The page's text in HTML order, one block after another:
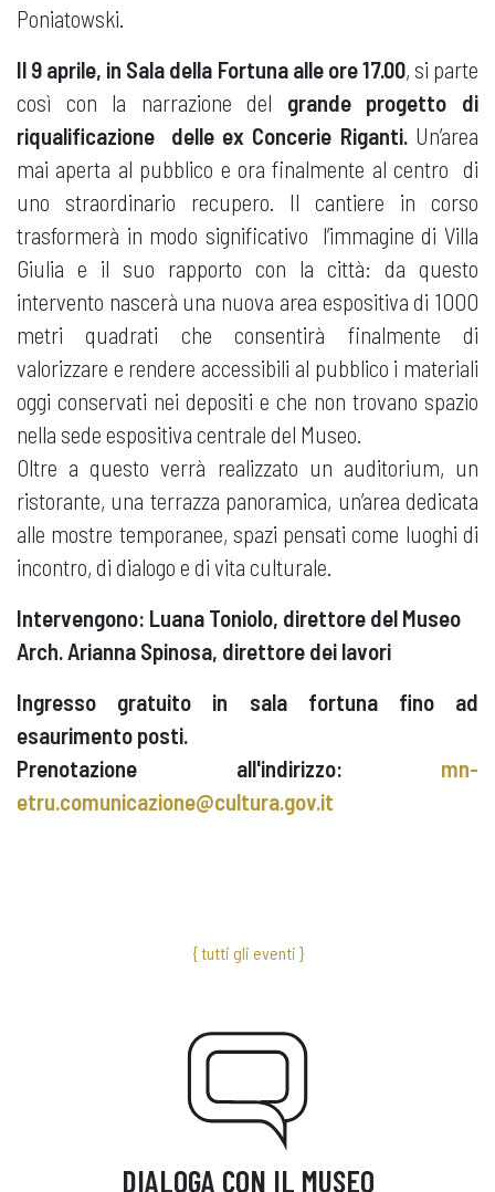
Poniatowski.
Il 9 aprile, in Sala della Fortuna alle ore 17.00, si parte
così con la narrazione del grande progetto di
riqualificazione delle ex Concerie Riganti.Un’area
mai aperta al pubblico e ora finalmente al centro di
uno straordinario recupero. Il cantiere in corso
trasformerà in modo significativo l’immagine di Villa
Giulia e il suo rapporto con la città: da questo
intervento nascerà una nuova area espositiva di 1000
metri quadrati che consentirà finalmente di
valorizzare e rendere accessibili al pubblico i materiali
oggi conservati nei depositi e che non trovano spazio
nella sede espositiva centrale del Museo.
Oltre a questo verrà realizzato un auditorium, un
ristorante, una terrazza panoramica, un’area dedicata
alle mostre temporanee, spazi pensati come luoghi di
incontro, di dialogo e di vita culturale.
Intervengono: Luana Toniolo, direttore del Museo
Arch. Arianna Spinosa, direttore dei lavori
Ingresso gratuito in sala fortuna fino ad
esaurimento posti.
Prenotazione all'indirizzo: mn-
etru.comunicazione@cultura.gov.it
{ tutti gli eventi }
DIALOGA CON IL MUSEO